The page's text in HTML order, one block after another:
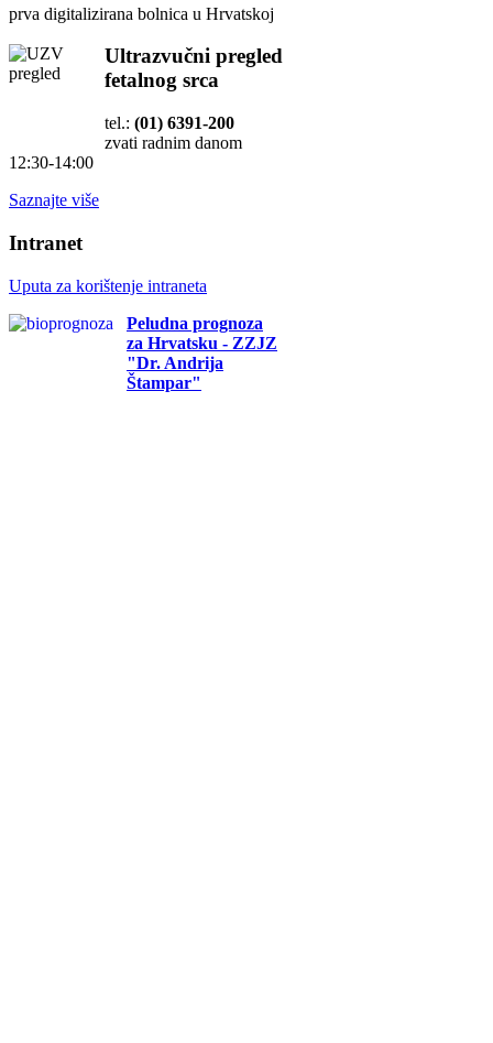
prva digitalizirana bolnica u Hrvatskoj
Ultrazvučni pregled
fetalnog srca
tel.: (01) 6391-200
zvati radnim danom
12:30-14:00
Saznajte više
Intranet
Uputa za korištenje intraneta
Peludna prognoza
za Hrvatsku - ZZJZ
"Dr. Andrija
Štampar"